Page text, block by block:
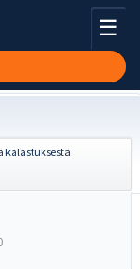
☰
kalastuksesta